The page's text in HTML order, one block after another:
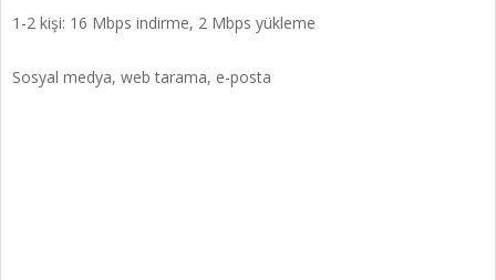
1-2 kişi: 16 Mbps indirme, 2 Mbps yükleme
Sosyal medya, web tarama, e-posta